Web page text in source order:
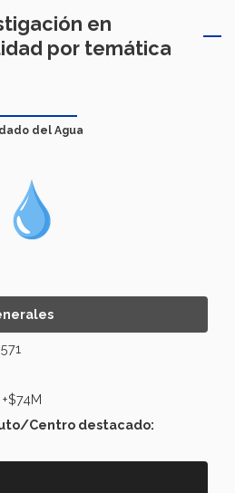
en
por temática
del Agua
571
+$74M
Centro destacado: